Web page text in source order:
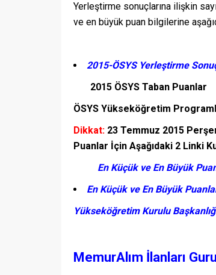
Yerleştirme sonuçlarına ilişkin
ve en büyük puan bilgilerine
2015-ÖSYS Yerleştirme
2015 ÖSYS Taban Puanlar
ÖSYS Yükseköğretim
Dikkat: 23 Temmuz 2015
Puanlar İçin Aşağıdaki 2 Linki
En Küçük ve En Büyük
En Küçük ve En Büyük
Yükseköğretim Kurulu
MemurAlım İlanları